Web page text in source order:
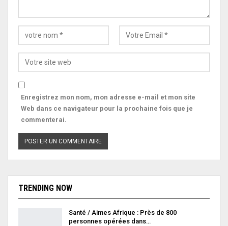
Enregistrez mon nom, mon adresse e-mail et mon site
Web dans ce navigateur pour la prochaine fois que je
commenterai.
TRENDING NOW
Santé / Aimes Afrique : Près de 800
personnes opérées dans…